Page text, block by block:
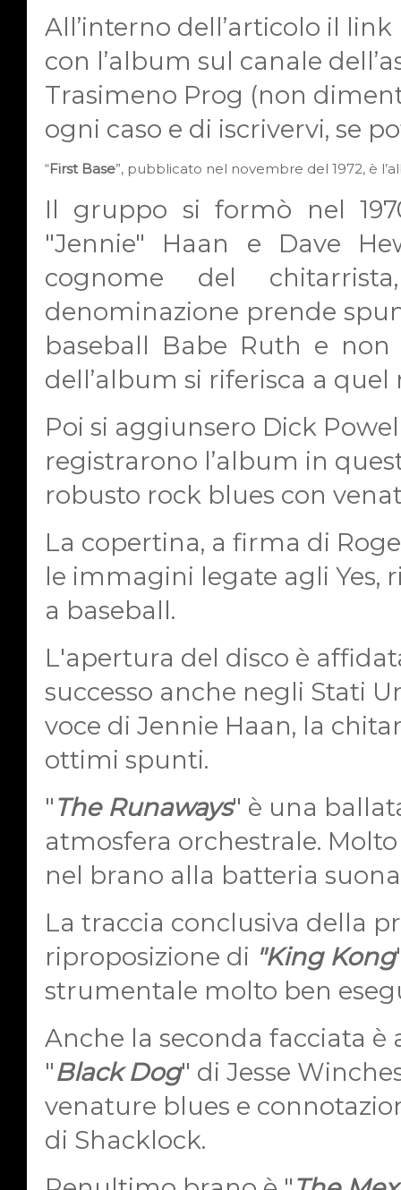
All’interno dell’articolo il
con l’album sul canale
Trasimeno Prog (non
ogni caso e di iscrivervi, se
“First Base”, pubblicato nel novembre del 1972, è
Il gruppo si formò nel
"Jennie" Haan e Dave
cognome del
denominazione prende
baseball Babe Ruth e
dell’album si riferisca a quel
Poi si aggiunsero Dick
registrarono l’album in
robusto rock blues con
La copertina, a firma di
le immagini legate agli Yes,
a baseball.
L'apertura del disco è
successo anche negli Stati
voce di Jennie Haan, la
ottimi spunti.
"The Runaways" è una
atmosfera orchestrale.
nel brano alla batteria
La traccia conclusiva della
riproposizione di "King Kong
strumentale molto ben
Anche la seconda facciata
"Black Dog" di Jesse
venature blues e
di Shacklock.